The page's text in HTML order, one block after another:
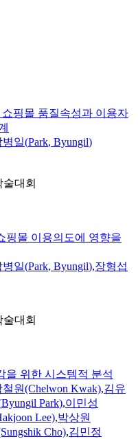
핑몰 품질속성과 이용자
병일(Park, Byungil)
대회
핑몰 이용의도에 영향을
병일(Park, Byungil),장형섭
대회
을 위한 시스템적 분석
철원(Chelwon Kwak),김유
Byungil Park),이민성
Lee),박상원
Cho),김민정